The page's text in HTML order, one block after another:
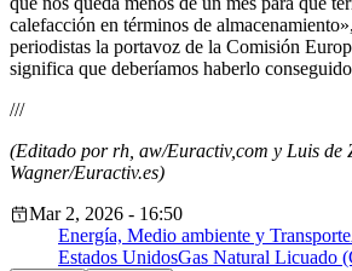
calefacción en términos de
periodistas la portavoz de la Comisión
significa que deberíamos haberlo
///
(Editado por rh, aw/Euractiv,com y Luis de
Wagner/Euractiv.es)
Mar 2, 2026 - 16:50
Energía, Medio ambiente y Transporte
Estados UnidosGas Natural Licuado